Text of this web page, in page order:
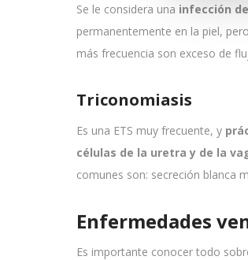
Se le considera una infección
permanentemente en la piel,
más frecuencia son exceso de
Triconomiasis
Es una ETS muy frecuente, y
células de la uretra y de la
comunes son: secreción blanca
Enfermedades
Es importante conocer todo